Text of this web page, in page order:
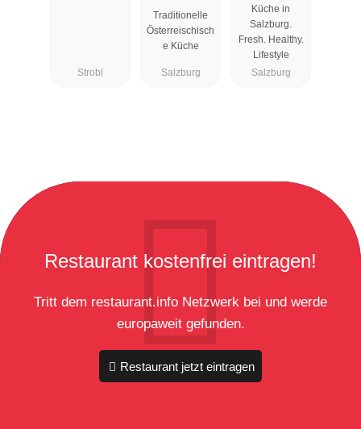
Strobl
Traditionelle
Österreischisch
e Küche
Salzburg
Küche in
Salzburg.
Fresh. Healthy.
Lifestyle
Salzburg
Restaurant kostenfrei eintragen!
Tritt dem restaurant.info Netzwerk bei und werde
europaweit gefunden.
Restaurant jetzt eintragen